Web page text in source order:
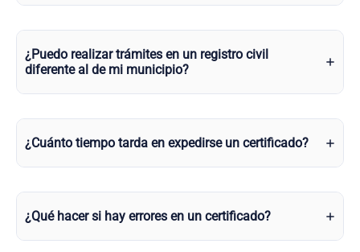
¿Puedo realizar trámites en un registro civil
diferente al de mi municipio?
¿Cuánto tiempo tarda en expedirse un certificado?
¿Qué hacer si hay errores en un certificado?